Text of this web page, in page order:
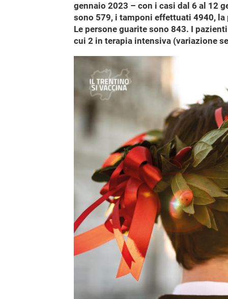
gennaio 2023 – con i casi dal 6 al 12
sono 579, i tamponi effettuati 4940, la
Le persone guarite sono 843. I
cui 2 in terapia intensiva (variazione